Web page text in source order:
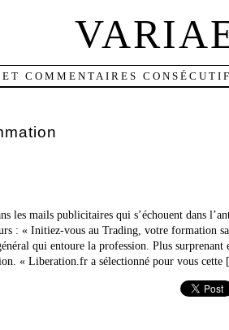
ET COMMENTAIRES
les mails publicitaires qui s’échouent dans
: « Initiez-vous au Trading, votre formation
qui entoure la profession. Plus surprenant
« Liberation.fr a sélectionné pour vous cette